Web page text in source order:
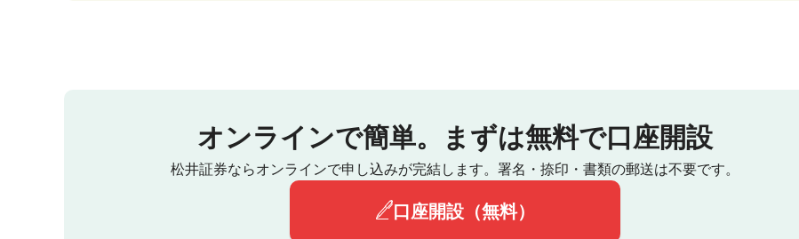
オンラインで簡単。 まずは無料で口座開設
松井証券ならオンラインで申し込みが完結します。 署名・捺印・書類の郵送は不要です。
口座開設（無料）